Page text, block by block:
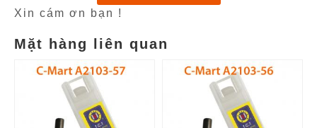
Xin cám ơn bạn !
Mặt hàng liên quan